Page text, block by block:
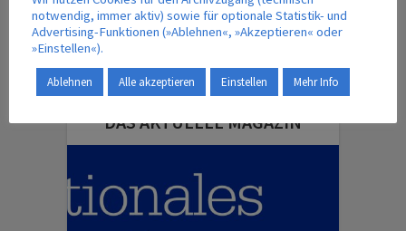
DAS AKTUELLE MAGAZIN
notwendig, immer aktiv) sowie für optionale Statistik- und
Advertising-Funktionen (»Ablehnen«, »Akzeptieren« oder
»Einstellen«).
Ablehnen Alle akzeptieren Einstellen Mehr Info